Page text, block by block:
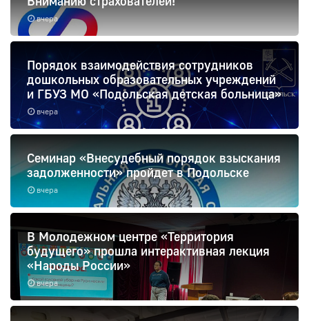
вчера
вчера
Порядок взаимодействия сотрудников
дошкольных образовательных учреждений
и ГБУЗ МО «Подольская детская больница»
вчера
Семинар «Внесудебный порядок взыскания
задолженности» пройдет в Подольске
вчера
В Молодежном центре «Территория
будущего» прошла интерактивная лекция
«Народы России»